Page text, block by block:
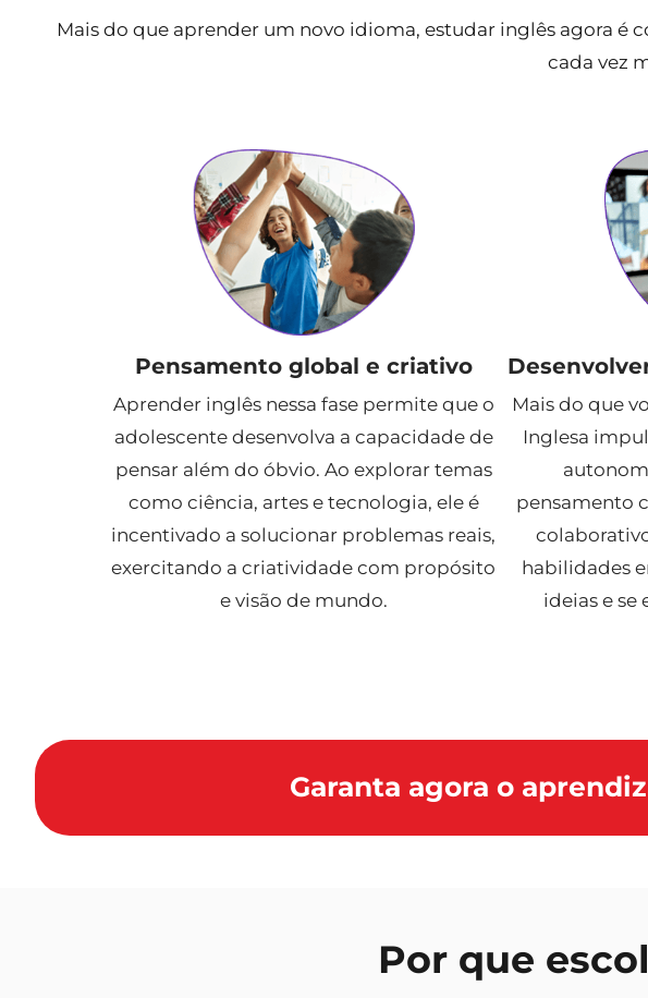
Mais do que aprender um novo idioma, estudar inglês agora
cada vez
Pensamento global e criativo
Aprender inglês nessa fase permite que o
adolescente desenvolva a capacidade de
pensar além do óbvio. Ao explorar temas
como ciência, artes e tecnologia, ele é
incentivado a solucionar problemas reais,
exercitando a criatividade com propósito
e visão de mundo.
Mais do que
Inglesa
pensamento
habilidades
ideias e se
Garanta agora o
Por que